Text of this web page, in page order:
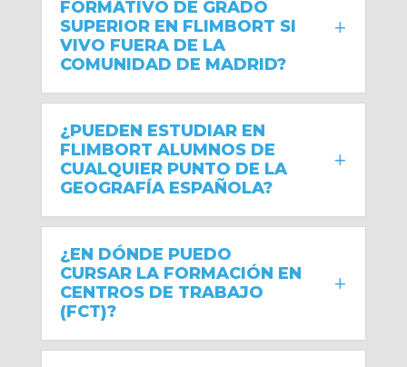
FORMATIVO DE GRADO
SUPERIOR EN FLIMBORT SI
VIVO FUERA DE LA
COMUNIDAD DE MADRID?
¿PUEDEN ESTUDIAR EN
FLIMBORT ALUMNOS DE
CUALQUIER PUNTO DE LA
GEOGRAFÍA ESPAÑOLA?
¿EN DÓNDE PUEDO
CURSAR LA FORMACIÓN EN
CENTROS DE TRABAJO
(FCT)?